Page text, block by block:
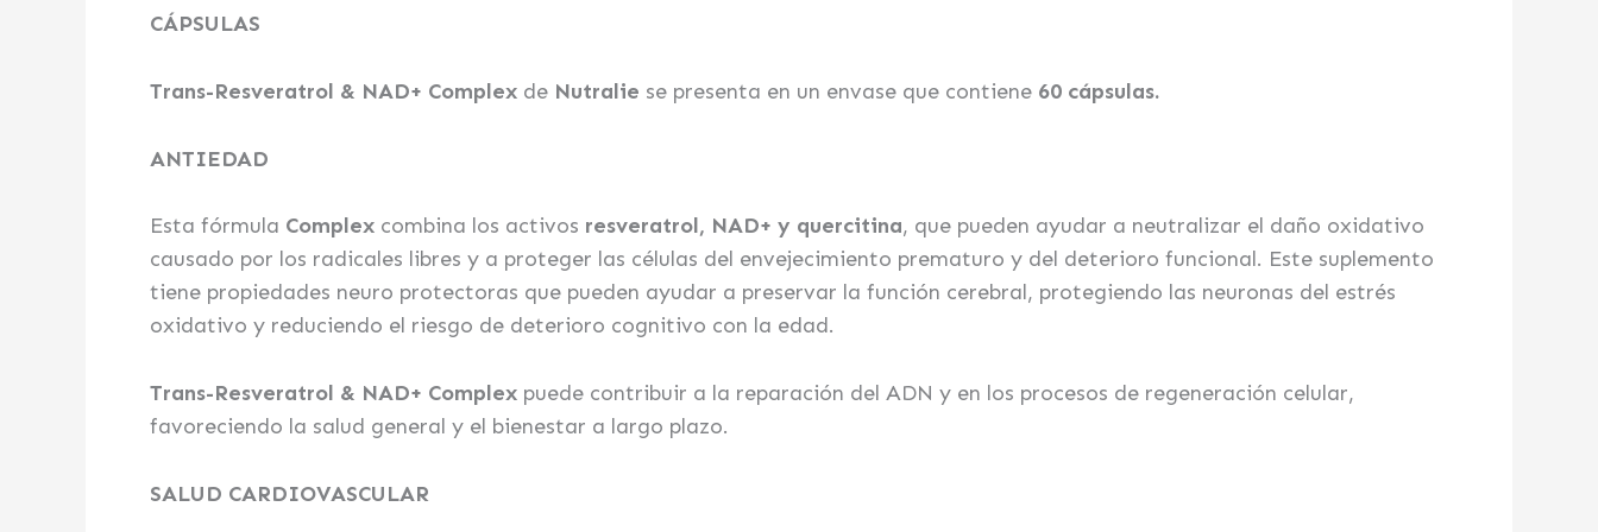
CÁPSULAS
Trans-Resveratrol & NAD+ Complex de Nutralie se presenta en un envase que contiene 60 cápsulas.
ANTIEDAD
Esta fórmula Complex combina los activos resveratrol, NAD+ y quercitina, que pueden ayudar a neutralizar el daño oxidativo
causado por los radicales libres y a proteger las células del envejecimiento prematuro y del deterioro funcional. Este suplemento
tiene propiedades neuro protectoras que pueden ayudar a preservar la función cerebral, protegiendo las neuronas del estrés
oxidativo y reduciendo el riesgo de deterioro cognitivo con la edad.
Trans-Resveratrol & NAD+ Complex puede contribuir a la reparación del ADN y en los procesos de regeneración celular,
favoreciendo la salud general y el bienestar a largo plazo.
SALUD CARDIOVASCULAR